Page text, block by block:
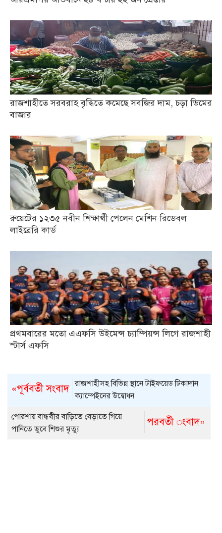
রাজশাহীতে সরবরাহ বৃদ্ধিতে কমেছে সবজির দাম, চড়া ডিমের
বাজার
রুয়েটের ১২৩৫ নবীন শিক্ষার্থী পেলেন মেশিন রিডেবল
লাইব্রেরি কার্ড
প্রথমবারের মতো এএফসি উইমেন্স চ্যাম্পিয়ন্স লিগে রাজশাহী
স্টার্স এফসি
«পূর্ববর্তী সংবাদ রাজশাহীসহ বিভিন্ন স্থানে টাইফয়েড টিকাদান
ক্যাম্পেইনের উদ্বোধন
পরবর্তী ংবাদ»
পোরশায় বান্ধবীর বাড়িতে বেড়াতে গিয়ে
পানিতে ডুবে শিশুর মৃত্যু